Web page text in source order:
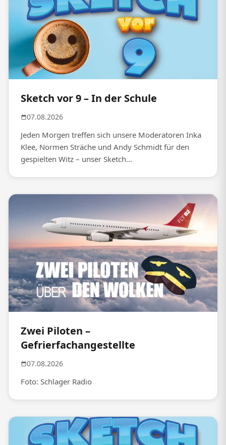
Sketch vor 9 – In der Schule
07.08.2026
Jeden Morgen treffen sich unsere Moderatoren Inka
Klee, Normen Sträche und Andy Schmidt für den
gespielten Witz – unser Sketch...
Zwei Piloten –
Gefrierfachangestellte
07.08.2026
Foto: Schlager Radio